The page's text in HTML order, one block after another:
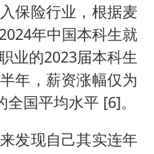
保险行业，根据麦
年中国本科生就
业的2023届本科生
年，薪资涨幅仅为
国平均水平 [6]。
发现自己其实连年